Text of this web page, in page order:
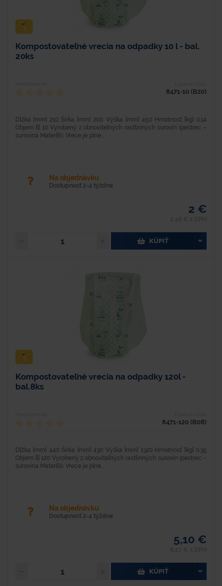
Kompostovateľné vrecia na odpadky 10 l - bal.
20ks
8471-10 (B20)
Dĺžka [mm] 210 Šírka [mm] 200 Výška [mm] 450 Hmotnosť [kg] 0.14
Objem [l] 10 Vyrobený z obnoviteľných rastlinných surovín (pestrec –
surovina MaterBi). Vrece je plne...
Na objednávku
Dostupnosť 2-4 týždne
2 €
KÚPIŤ
Kompostovateľné vrecia na odpadky 120l -
bal.8ks
8471-120 (B08)
Dĺžka [mm] 440 Šírka [mm] 430 Výška [mm] 1320 Hmotnosť [kg] 0.35
Objem [l] 120 Vyrobený z obnoviteľných rastlinných surovín (pestrec –
surovina MaterBi). Vrece je plne...
Na objednávku
Dostupnosť 2-4 týždne
5,10 €
KÚPIŤ